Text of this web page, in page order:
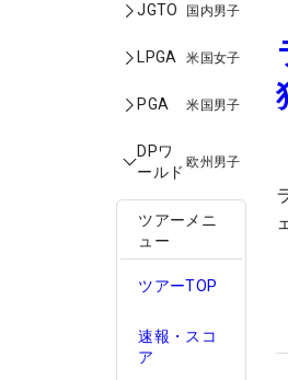
JGTO 国内男子
LPGA 米国女子
PGA 米国男子
DPワ
ールド
欧州男子
ツアーメニ
ュー
ツアーTOP
速報・スコ
ア